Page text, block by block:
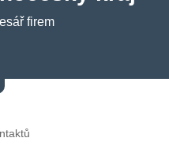
firem